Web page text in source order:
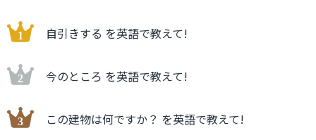
自引きする を英語で教えて!
今のところ を英語で教えて!
この建物は何ですか？ を英語で教えて!